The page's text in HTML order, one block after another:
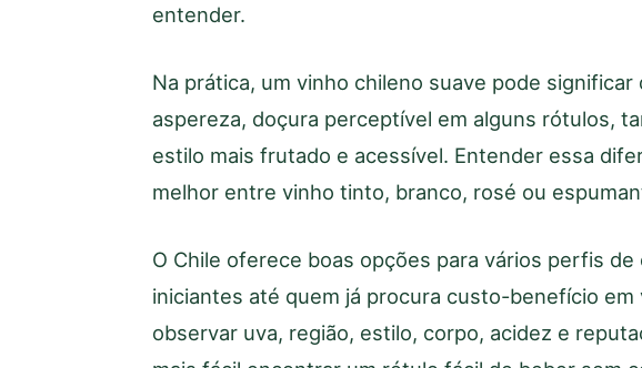
entender.
Na prática, um vinho chileno suave pode
aspereza, doçura perceptível em alguns rótulos,
estilo mais frutado e acessível. Entender essa
melhor entre vinho tinto, branco, rosé ou
O Chile oferece boas opções para vários perfis de
iniciantes até quem já procura custo-benefício em
observar uva, região, estilo, corpo, acidez e